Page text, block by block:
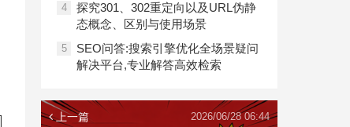
4
探究301、302重定向以及URL伪静
态概念、区别与使用场景
5
SEO问答:搜索引擎优化全场景疑问
解决平台,专业解答高效检索
上一篇 2026/06/28 06:44